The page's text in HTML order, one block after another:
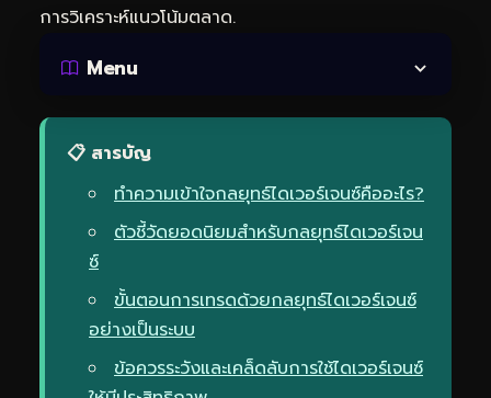
การวิเคราะห์แนวโน้มตลาด.
Menu
📋 สารบัญ
ทำความเข้าใจกลยุทธ์ไดเวอร์เจนซ์คืออะไร?
ตัวชี้วัดยอดนิยมสำหรับกลยุทธ์ไดเวอร์เจน
ซ์
ขั้นตอนการเทรดด้วยกลยุทธ์ไดเวอร์เจนซ์
อย่างเป็นระบบ
ข้อควรระวังและเคล็ดลับการใช้ไดเวอร์เจนซ์